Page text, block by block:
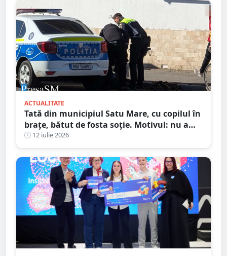
ACTUALITATE
Tată din municipiul Satu Mare, cu copilul în
brațe, bătut de fosta soție. Motivul: nu a
vrut să meargă în excursie
12 iulie 2026